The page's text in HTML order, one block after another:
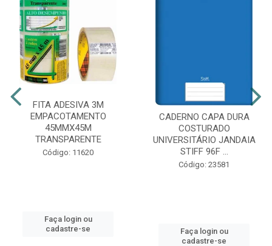
FITA ADESIVA 3M
EMPACOTAMENTO
45MMX45M
TRANSPARENTE
Código: 11620
Faça login ou
cadastre-se
CADERNO CAPA DURA
COSTURADO
UNIVERSITÁRIO JANDAIA
STIFF 96F ...
Código: 23581
Faça login ou
cadastre-se